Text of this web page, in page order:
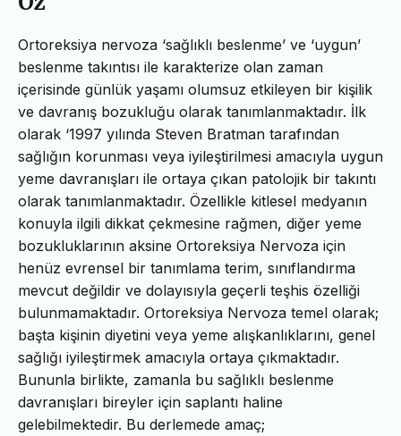
Ortoreksiya nervoza ‘sağlıklı beslenme’ ve ‘uygun’
beslenme takıntısı ile karakterize olan zaman
içerisinde günlük yaşamı olumsuz etkileyen bir kişilik
ve davranış bozukluğu olarak tanımlanmaktadır. İlk
olarak ‘1997 yılında Steven Bratman tarafından
sağlığın korunması veya iyileştirilmesi amacıyla uygun
yeme davranışları ile ortaya çıkan patolojik bir takıntı
olarak tanımlanmaktadır. Özellikle kitlesel medyanın
konuyla ilgili dikkat çekmesine rağmen, diğer yeme
bozukluklarının aksine Ortoreksiya Nervoza için
henüz evrensel bir tanımlama terim, sınıflandırma
mevcut değildir ve dolayısıyla geçerli teşhis özelliği
bulunmamaktadır. Ortoreksiya Nervoza temel olarak;
başta kişinin diyetini veya yeme alışkanlıklarını, genel
sağlığı iyileştirmek amacıyla ortaya çıkmaktadır.
Bununla birlikte, zamanla bu sağlıklı beslenme
davranışları bireyler için saplantı haline
gelebilmektedir. Bu derlemede amaç;